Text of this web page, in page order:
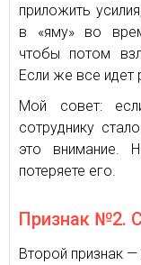
приложить
в «яму» во
чтобы потом
Если же все идет
Мой совет:
сотруднику
это внимание.
потеряете его.
Признак №2.
Второй признак —